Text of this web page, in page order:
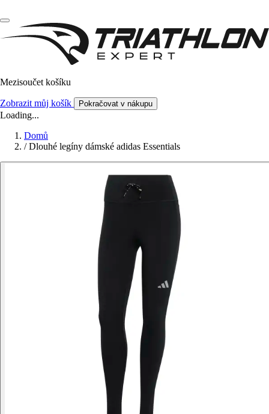
Mezisoučet košíku
Zobrazit můj košík Pokračovat v nákupu
Loading...
Domů
/ Dlouhé legíny dámské adidas Essentials